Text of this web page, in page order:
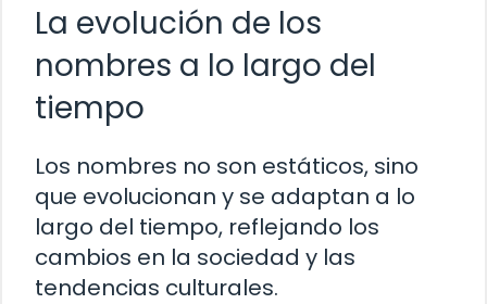
La evolución de los
nombres a lo largo del
tiempo
Los nombres no son estáticos, sino
que evolucionan y se adaptan a lo
largo del tiempo, reflejando los
cambios en la sociedad y las
tendencias culturales.